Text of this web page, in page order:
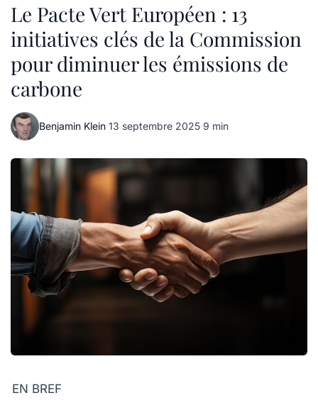
Le Pacte Vert Européen : 13
initiatives clés de la Commission
pour diminuer les émissions de
carbone
Benjamin Klein·13 septembre 2025·9 min
EN BREF